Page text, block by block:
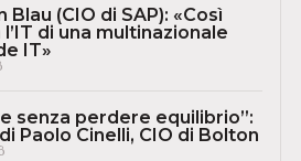
Blau (CIO di SAP): «Così
di una multinazionale
IT»
senza perdere equilibrio”:
Paolo Cinelli, CIO di Bolton